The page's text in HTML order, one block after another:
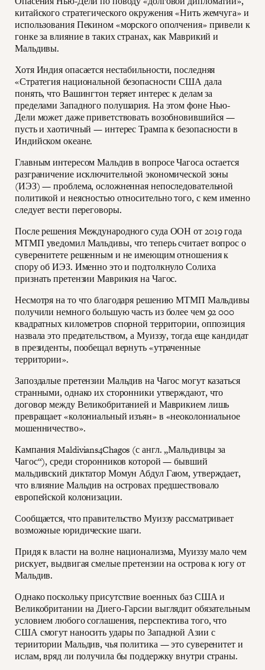
китайского стратегического окружения «Нить жемчуга» и
использования Пекином «морского ополчения» привели к
гонке за влияние в таких странах, как Маврикий и
Мальдивы.
Хотя Индия опасается нестабильности, последняя
«Стратегия национальной безопасности США дала
понять, что Вашингтон теряет интерес к делам за
пределами Западного полушария. На этом фоне Нью-
Дели может даже приветствовать возобновившийся —
пусть и хаотичный — интерес Трампа к безопасности в
Индийском океане.
Главным интересом Мальдив в вопросе Чагоса остается
разграничение исключительной экономической зоны
(ИЭЗ) — проблема, осложненная непоследовательной
политикой и неясностью относительно того, с кем именно
следует вести переговоры.
После решения Международного суда ООН от 2019 года
МТМП уведомил Мальдивы, что теперь считает вопрос о
суверенитете решенным и не имеющим отношения к
спору об ИЭЗ. Именно это и подтолкнуло Солиха
признать претензии Маврикия на Чагос.
Несмотря на то что благодаря решению МТМП Мальдивы
получили немного большую часть из более чем 92 000
квадратных километров спорной территории, оппозиция
назвала это предательством, а Муиззу, тогда еще кандидат
в президенты, пообещал вернуть «утраченные
территории».
Запоздалые претензии Мальдив на Чагос могут казаться
странными, однако их сторонники утверждают, что
договор между Великобританией и Маврикием лишь
превращает «колониальный изъян» в «неоколониальное
мошенничество».
Кампания Maldivians4Chagos (с англ. „Мальдивцы за
Чагос“), среди сторонников которой — бывший
мальдивский диктатор Момун Абдул Гаюм, утверждает,
что влияние Мальдив на островах предшествовало
европейской колонизации.
Сообщается, что правительство Муиззу рассматривает
возможные юридические шаги.
Придя к власти на волне национализма, Муиззу мало чем
рискует, выдвигая смелые претензии на острова к югу от
Мальдив.
Однако поскольку присутствие военных баз США и
Великобритании на Диего-Гарсии выглядит обязательным
условием любого соглашения, перспектива того, что
США смогут наносить удары по Западной Азии с
териитории Мальдив, чья политика — это суверенитет и
ислам, вряд ли получила бы поддержку внутри страны.